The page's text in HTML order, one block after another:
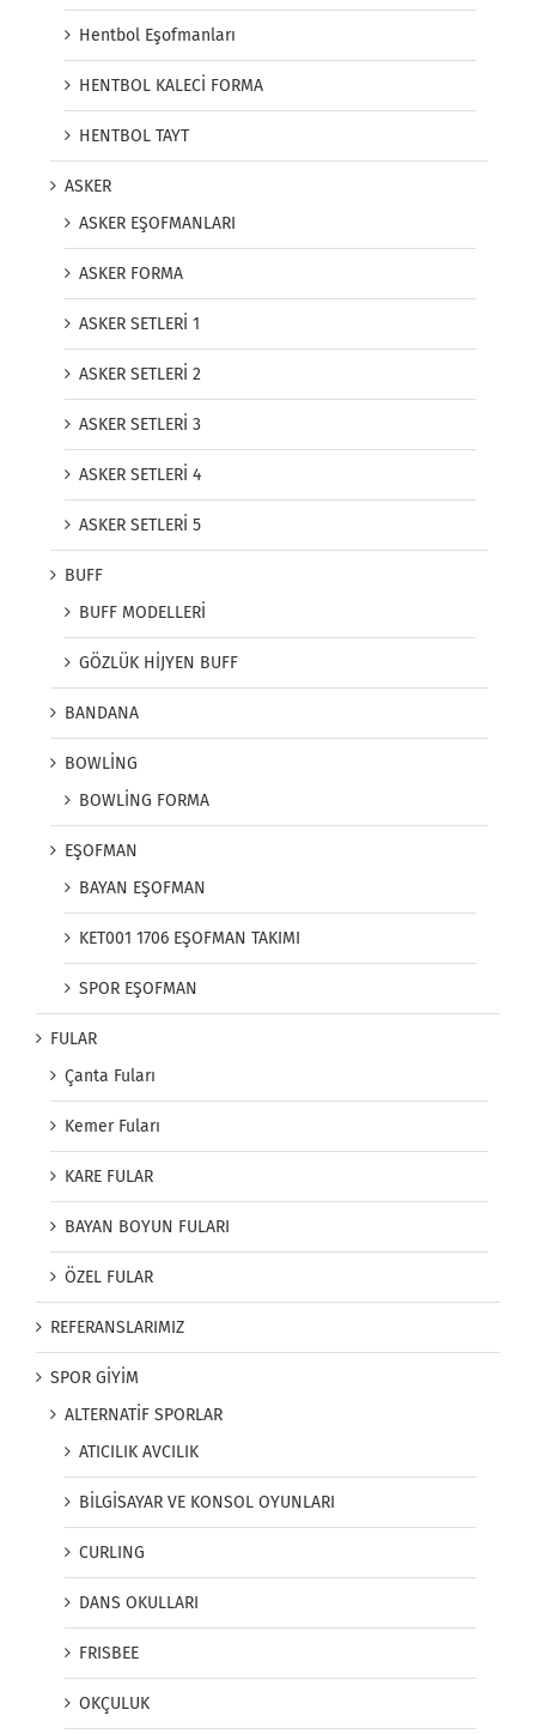
Hentbol Eşofmanları
HENTBOL KALECİ FORMA
HENTBOL TAYT
ASKER
ASKER EŞOFMANLARI
ASKER FORMA
ASKER SETLERİ 1
ASKER SETLERİ 2
ASKER SETLERİ 3
ASKER SETLERİ 4
ASKER SETLERİ 5
BUFF
BUFF MODELLERİ
GÖZLÜK HİJYEN BUFF
BANDANA
BOWLİNG
BOWLİNG FORMA
EŞOFMAN
BAYAN EŞOFMAN
KET001 1706 EŞOFMAN TAKIMI
SPOR EŞOFMAN
FULAR
Çanta Fuları
Kemer Fuları
KARE FULAR
BAYAN BOYUN FULARI
ÖZEL FULAR
REFERANSLARIMIZ
SPOR GİYİM
ALTERNATİF SPORLAR
ATICILIK AVCILIK
BİLGİSAYAR VE KONSOL OYUNLARI
CURLING
DANS OKULLARI
FRISBEE
OKÇULUK